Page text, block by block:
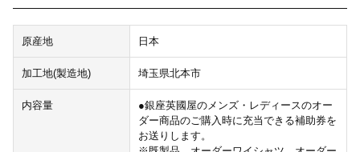
原産地 日本
加工地(製造地) 埼玉県北本市
内容量
●銀座英國屋のメンズ・レディースのオー
ダー商品のご購入時に充当できる補助券を
お送りします。